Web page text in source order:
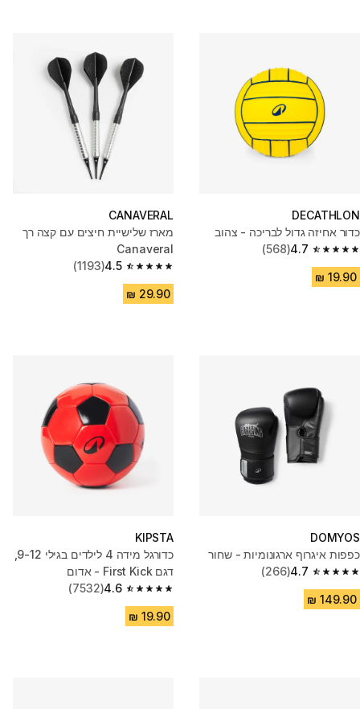
DECATHLON
כדור אחיזה גדול לבריכה - צהוב
4.7
4.7 out of 5 stars from 568 reviews
(568)
CANAVERAL
מארז שלישיית חיצים עם קצה רך
Canaveral
4.5
4.5 out of 5 stars from 1193 reviews
(1193)
DOMYOS
כפפות איגרוף ארגונומיות - שחור
4.7
4.7 out of 5 stars from 266 reviews
(266)
KIPSTA
דגם First Kick - אדום
4.6
4.6 out of 5 stars from 7532 reviews
(7532)